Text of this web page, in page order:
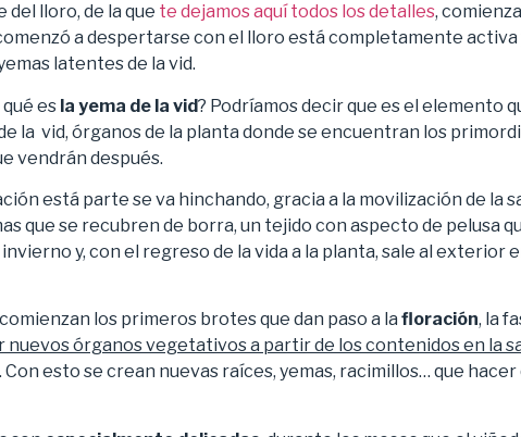
del lloro, de la que te dejamos aquí todos los detalles,
a despertarse con el lloro está completamente activa
latentes de la vid.
es la yema de la vid? Podríamos decir que es el elemento
la vid, órganos de la planta donde se encuentran los
vendrán después.
está parte se va hinchando, gracia a la movilización de la
que se recubren de borra, un tejido con aspecto de pelusa
y, con el regreso de la vida a la planta, sale al exterior
los primeros brotes que dan paso a la floración, la
nuevos órganos vegetativos a partir de los contenidos en la
. Con esto se crean nuevas raíces, yemas, racimillos… que